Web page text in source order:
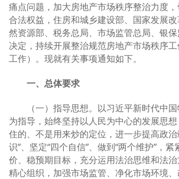
痛点问题，加大房地产市场秩序整治力度
合法权益，住房和城乡建设部、国家发展
然资源部、税务总局、市场监管总局、银
决定，持续开展整治规范房地产市场秩序
工作）。现就有关事项通知如下。
一、总体要求
（一）指导思想。以习近平新时代中
为指导，始终坚持以人民为中心的发展思
住的、不是用来炒的定位，进一步提高政
识”、坚定“四个自信”、做到“两个维护”，
价、稳预期目标，充分运用法治思维和法治
精心组织，加强市场监管、净化市场环境